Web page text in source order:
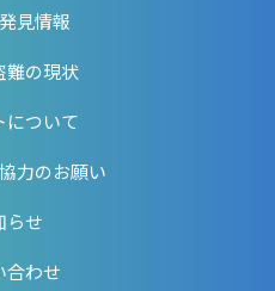
見情報
難の現状
について
力のお願い
らせ
合わせ